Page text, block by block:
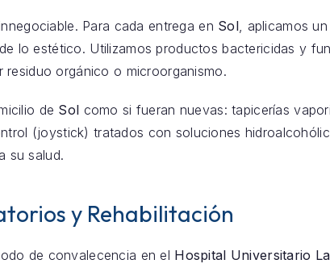
Para cada entrega en Sol, aplicamos
lo estético. Utilizamos productos bactericidas y
residuo orgánico o microorganismo.
de Sol como si fueran nuevas: tapicerías
(joystick) tratados con soluciones
su salud.
y Rehabilitación
de convalecencia en el Hospital Universitario